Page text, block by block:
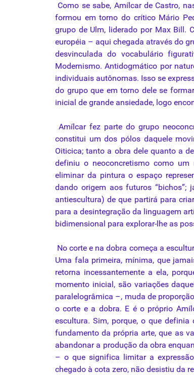
Como se sabe, Amílcar de Castro,
formou em torno do crítico Mário
grupo de Ulm, liderado por Max Bill.
européia – aqui chegada através do
desvinculada do vocabulário
Modernismo. Antidogmático por
individuais autônomas. Isso se
do grupo que em torno dele se
inicial de grande ansiedade, logo
Amílcar fez parte do grupo
constitui um dos pólos daquele
Oiticica; tanto a obra dele quanto a
definiu o neoconcretismo como um
eliminar da pintura o espaço
dando origem aos futuros “bichos”;
antiescultura) de que partirá para
para a desintegração da linguagem
bidimensional para explorar-lhe as
No corte e na dobra começa a
Uma fala primeira, mínima, que
retorna incessantemente a ela,
momento inicial, são variações
paralelogrâmica –, muda de
o corte e a dobra. E é o próprio
escultura. Sim, porque, o que
fundamento da própria arte, que as
abandonar a produção da obra
– o que significa limitar a
chegado à cota zero, não desistiu da